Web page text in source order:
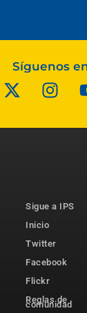
Síguenos
Sigue a IPS
Inicio
Twitter
Facebook
Flickr
Reglas de
comunidad